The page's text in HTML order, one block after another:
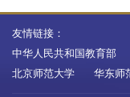
友情链接：
中华人民共和国教育部
北京师范大学
华东师